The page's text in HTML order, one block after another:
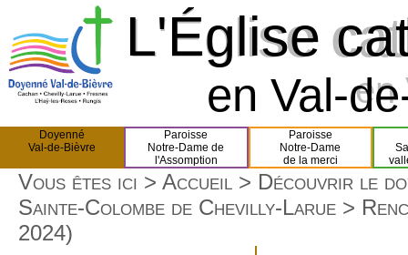
L'Église
L'Église
en
en Val-
Doyenné
Val-de-Bièvre
Paroisse
Notre-Dame de
l'Assomption
Paroisse
Notre-Dame
de la merci
Vous êtes ici > Accueil > Découvrir le
Sainte-Colombe de Chevilly-Larue >
2024)